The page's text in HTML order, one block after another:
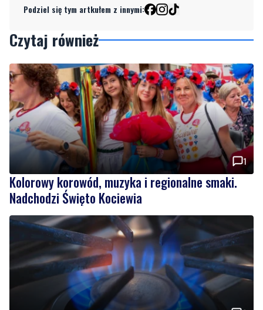
Podziel się tym artkułem z innymi:
Czytaj również
1
Kolorowy korowód, muzyka i regionalne smaki.
Nadchodzi Święto Kociewia